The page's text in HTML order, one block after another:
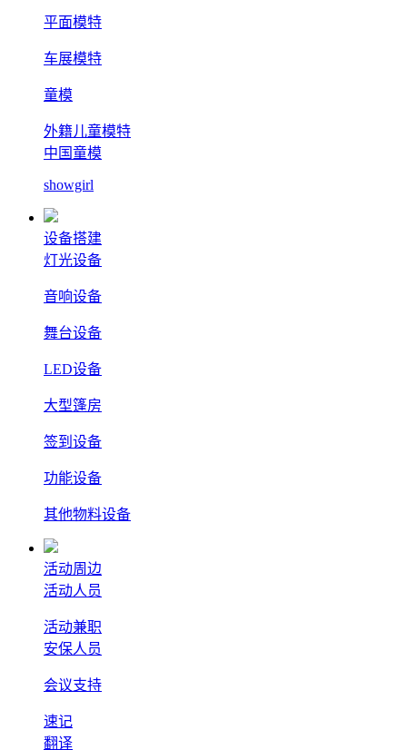
平面模特
车展模特
童模
外籍儿童模特
中国童模
showgirl
设备搭建
灯光设备
音响设备
舞台设备
LED设备
大型篷房
签到设备
功能设备
其他物料设备
活动周边
活动人员
活动兼职
安保人员
会议支持
速记
翻译